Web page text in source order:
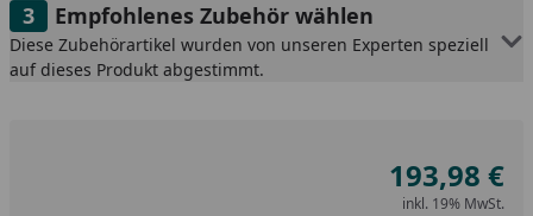
Empfohlenes Zubehör wählen
Diese Zubehörartikel wurden von unseren Experten speziell
auf dieses Produkt abgestimmt.
193,98 €
inkl. 19% MwSt.